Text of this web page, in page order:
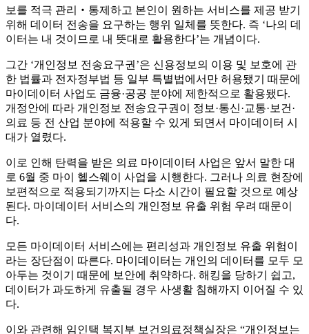
보를 적극 관리‧통제하고 본인이 원하는 서비스를 제공 받기
위해 데이터 전송을 요구하는 행위 일체를 뜻한다. 즉 ‘나의 데
이터는 내 것이므로 내 뜻대로 활용한다’는 개념이다.
그간 ‘개인정보 전송요구권’은 신용정보의 이용 및 보호에 관
한 법률과 전자정부법 등 일부 특별법에서만 허용됐기 때문에
마이데이터 사업도 금융·공공 분야에 제한적으로 활용됐다.
개정안에 따라 개인정보 전송요구권이 정보·통신·교통·보건·
의료 등 전 산업 분야에 적용할 수 있게 되면서 마이데이터 시
대가 열렸다.
이로 인해 탄력을 받은 의료 마이데이터 사업은 앞서 말한 대
로 6월 중 마이 헬스웨이 사업을 시행한다. 그러나 의료 현장에
보편적으로 적용되기까지는 다소 시간이 필요할 것으로 예상
된다. 마이데이터 서비스의 개인정보 유출 위험 우려 때문이
다.
모든 마이데이터 서비스에는 편리성과 개인정보 유출 위험이
라는 장단점이 따른다. 마이데이터는 개인의 데이터를 모두 모
아두는 것이기 때문에 보안에 취약하다. 해킹을 당하기 쉽고,
데이터가 과도하게 유출될 경우 사생활 침해까지 이어질 수 있
다.
이와 관련해 임인택 복지부 보건의료정책실장은 “개인정보는